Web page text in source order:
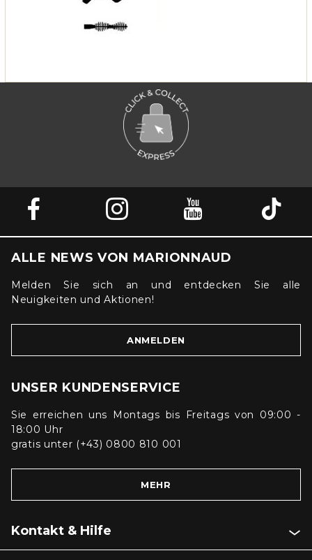
ALLE NEWS VON MARIONNAUD
Melden Sie sich an und entdecken Sie alle
Neuigkeiten und Aktionen!
ANMELDEN
UNSER KUNDENSERVICE
Sie erreichen uns Montags bis Freitags von 09:00 -
18:00 Uhr
gratis unter (+43) 0800 810 001
MEHR
Kontakt & Hilfe